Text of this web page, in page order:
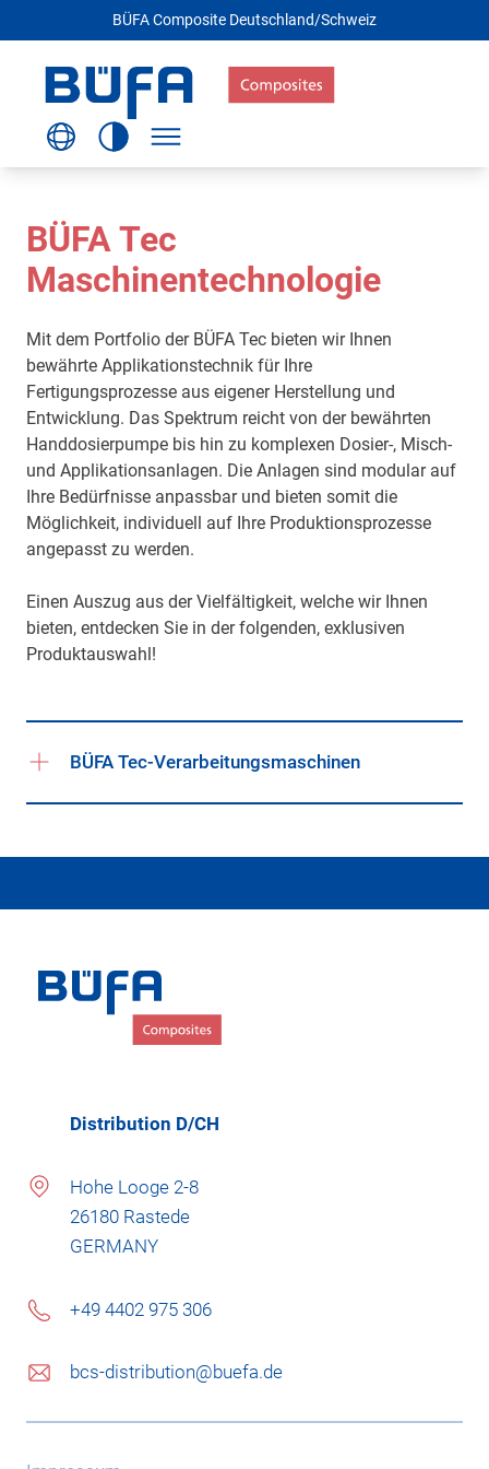
BÜFA Composite Deutschland/Schweiz
BÜFA Tec
Maschinentechnologie
Mit dem Portfolio der BÜFA Tec bieten wir Ihnen
bewährte Applikationstechnik für Ihre
Fertigungsprozesse aus eigener Herstellung und
Entwicklung. Das Spektrum reicht von der bewährten
Handdosierpumpe bis hin zu komplexen Dosier-, Misch-
und Applikationsanlagen. Die Anlagen sind modular auf
Ihre Bedürfnisse anpassbar und bieten somit die
Möglichkeit, individuell auf Ihre Produktionsprozesse
angepasst zu werden.
Einen Auszug aus der Vielfältigkeit, welche wir Ihnen
bieten, entdecken Sie in der folgenden, exklusiven
Produktauswahl!
BÜFA Tec-Verarbeitungsmaschinen
Distribution D/CH
Hohe Looge 2-8
26180 Rastede
GERMANY
+49 4402 975 306
bcs-distribution@buefa.de